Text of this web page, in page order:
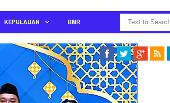
KEPULAUAN BMR